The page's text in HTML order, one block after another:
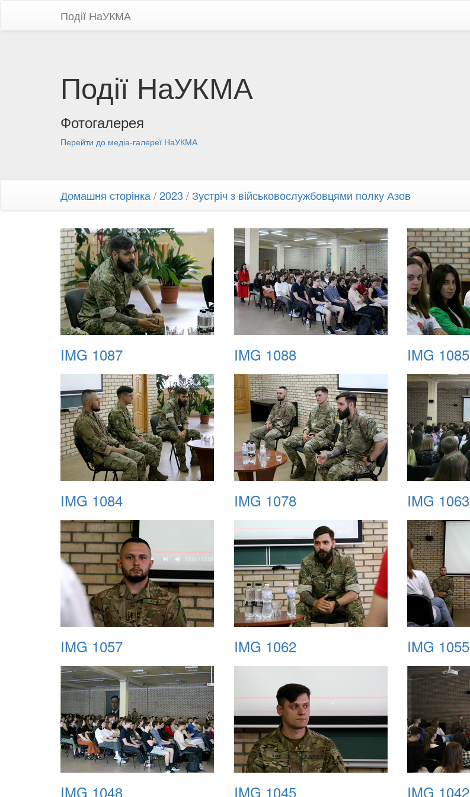
Події НаУКМА
Події НаУКМА
Фотогалерея
Перейти до медіа-галереї НаУКМА
Домашня сторінка /2023 /Зустріч з військовослужбовцями полку Азов
IMG 1087 IMG 1088 IMG 1085
IMG 1084 IMG 1078 IMG 1063
IMG 1057 IMG 1062 IMG 1055
IMG 1048 IMG 1045 IMG 1042